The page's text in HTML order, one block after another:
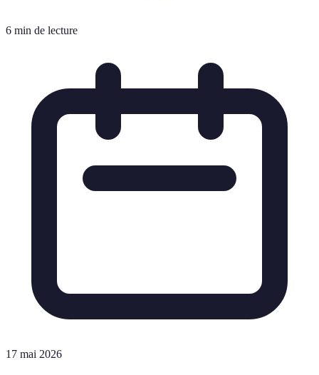
6 min de lecture
17 mai 2026